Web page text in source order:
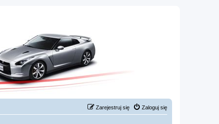
Zaloguj się
Zarejestruj się